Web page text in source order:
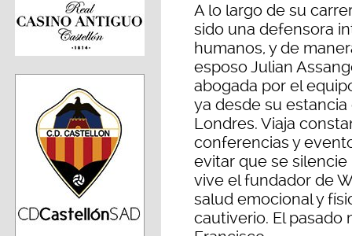
A lo largo de su
sido una defensora
humanos, y de
esposo Julian
abogada por el
ya desde su
Londres. Viaja
conferencias y
evitar que se silencie
vive el fundador de
salud emocional y
cautiverio. El pasado